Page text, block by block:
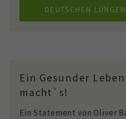
DEUTSCHEN
Ein Gesunder
macht`s!
Ein Statement von Oliver